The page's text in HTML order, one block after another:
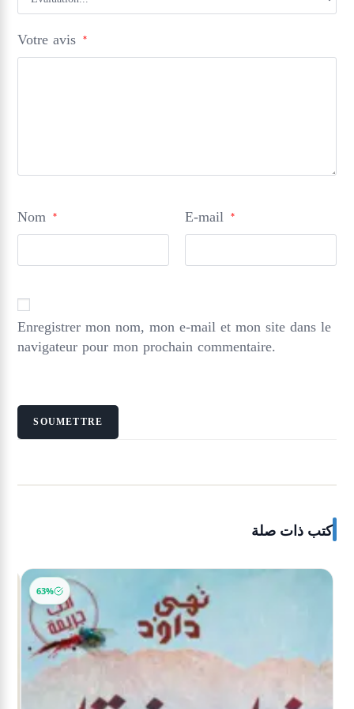
Votre avis *
Nom * E-mail *
Enregistrer mon nom, mon e-mail et mon site dans le
navigateur pour mon prochain commentaire.
كتب ذات صلة
63%